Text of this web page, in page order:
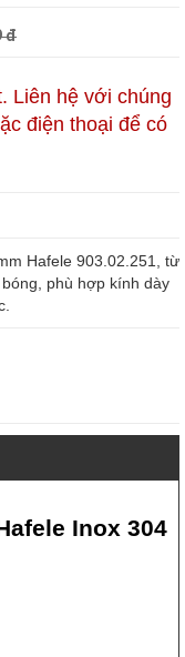
đ
Liên hệ với chúng
điện thoại để có
Hafele 903.02.251, từ
phù hợp kính dày
Inox 304